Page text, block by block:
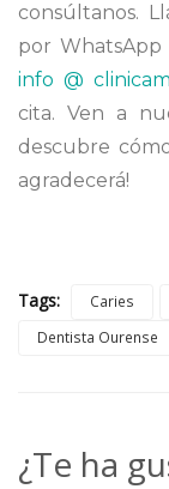
consúltanos.
por
info @
cita. Ven a
descubre
agradecerá!
Tags: Caries
Dentista Ourense
¿Te ha